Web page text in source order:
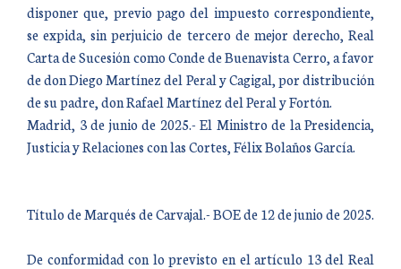
disponer que, previo pago del impuesto correspondiente,
se expida, sin perjuicio de tercero de mejor derecho, Real
Carta de Sucesión como Conde de Buenavista Cerro, a favor
de don Diego Martínez del Peral y Cagigal, por distribución
de su padre, don Rafael Martínez del Peral y Fortón.
Madrid, 3 de junio de 2025.- El Ministro de la Presidencia,
Justicia y Relaciones con las Cortes, Félix Bolaños García.
Título de Marqués de Carvajal.- BOE de 12 de junio de 2025.
De conformidad con lo previsto en el artículo 13 del Real